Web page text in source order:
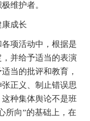
维护者。
成长
项活动中，根据是
并给予适当的表演
当的批评和教育，
正义、制止错误思
种集体舆论不是班
所向”的基础上，在